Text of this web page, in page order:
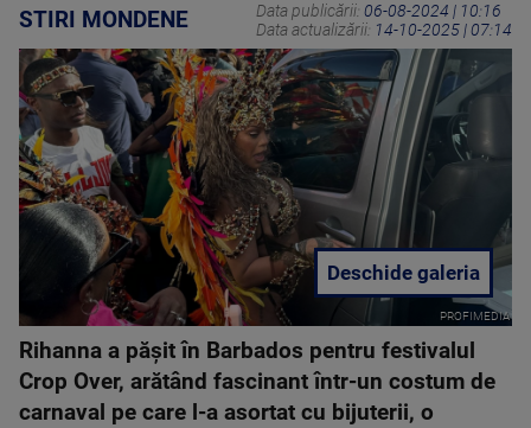
STIRI MONDENE Data publicării: 06-08-2024 | 10:16
Data actualizării: 14-10-2025 | 07:14
PROFIMEDIA
Deschide galeria
Rihanna a pășit în Barbados pentru festivalul
Crop Over, arătând fascinant într-un costum de
carnaval pe care l-a asortat cu bijuterii, o